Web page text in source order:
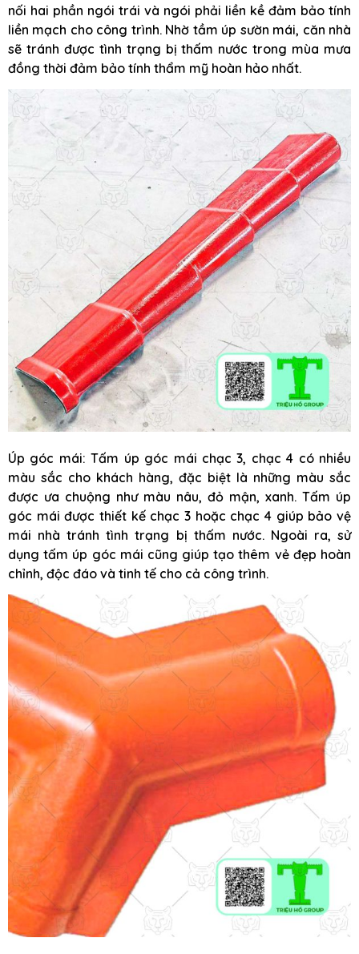
nối hai phần ngói trái và ngói phải liền kề đảm bảo tính
liền mạch cho công trình. Nhờ tầm úp sườn mái, căn nhà
sẽ tránh được tình trạng bị thấm nước trong mùa mưa
đồng thời đảm bảo tính thẩm mỹ hoàn hảo nhất.
Úp góc mái: Tấm úp góc mái chạc 3, chạc 4 có nhiều
màu sắc cho khách hàng, đặc biệt là những màu sắc
được ưa chuộng như màu nâu, đỏ mận, xanh. Tấm úp
góc mái được thiết kế chạc 3 hoặc chạc 4 giúp bảo vệ
mái nhà tránh tình trạng bị thấm nước. Ngoài ra, sử
dụng tấm úp góc mái cũng giúp tạo thêm vẻ đẹp hoàn
chỉnh, độc đáo và tinh tế cho cả công trình.